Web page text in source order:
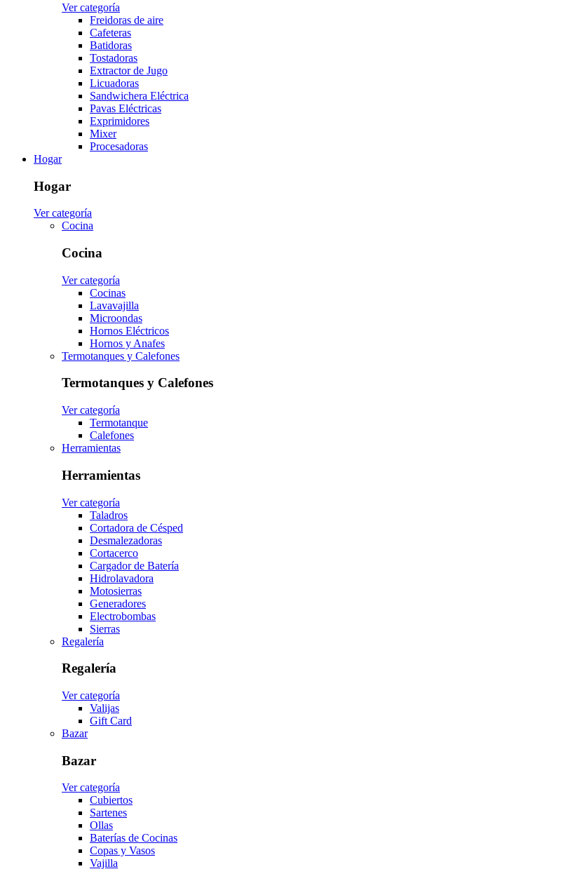
Ver categoría
Freidoras de aire
Cafeteras
Batidoras
Tostadoras
Extractor de Jugo
Licuadoras
Sandwichera Eléctrica
Pavas Eléctricas
Exprimidores
Mixer
Procesadoras
Hogar
Hogar
Ver categoría
Cocina
Cocina
Ver categoría
Cocinas
Lavavajilla
Microondas
Hornos Eléctricos
Hornos y Anafes
Termotanques y Calefones
Termotanques y Calefones
Ver categoría
Termotanque
Calefones
Herramientas
Herramientas
Ver categoría
Taladros
Cortadora de Césped
Desmalezadoras
Cortacerco
Cargador de Batería
Hidrolavadora
Motosierras
Generadores
Electrobombas
Sierras
Regalería
Regalería
Ver categoría
Valijas
Gift Card
Bazar
Bazar
Ver categoría
Cubiertos
Sartenes
Ollas
Baterías de Cocinas
Copas y Vasos
Vajilla